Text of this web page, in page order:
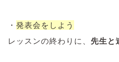
・ 発表会をしよう
レッスンの終わりに、 先生と